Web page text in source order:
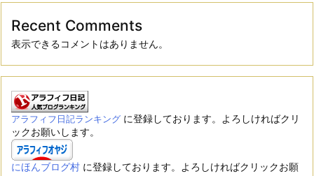
Recent Comments
表示できるコメントはありません。
アラフィフ日記ランキング に登録しております。よろしければクリ
ックお願いします。
にほんブログ村 に登録しております。よろしければクリックお願